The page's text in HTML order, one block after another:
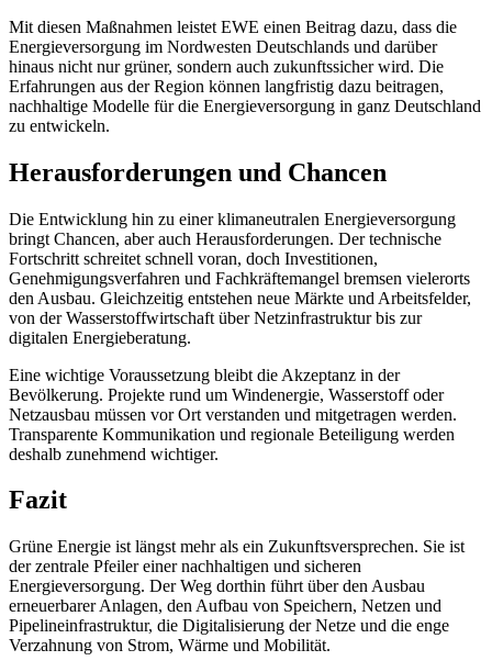
Mit diesen Maßnahmen leistet EWE einen Beitrag dazu, dass die
Energieversorgung im Nordwesten Deutschlands und darüber
hinaus nicht nur grüner, sondern auch zukunftssicher wird. Die
Erfahrungen aus der Region können langfristig dazu beitragen,
nachhaltige Modelle für die Energieversorgung in ganz Deutschland
zu entwickeln.
Herausforderungen und Chancen
Die Entwicklung hin zu einer klimaneutralen Energieversorgung
bringt Chancen, aber auch Herausforderungen. Der technische
Fortschritt schreitet schnell voran, doch Investitionen,
Genehmigungsverfahren und Fachkräftemangel bremsen vielerorts
den Ausbau. Gleichzeitig entstehen neue Märkte und Arbeitsfelder,
von der Wasserstoffwirtschaft über Netzinfrastruktur bis zur
digitalen Energieberatung.
Eine wichtige Voraussetzung bleibt die Akzeptanz in der
Bevölkerung. Projekte rund um Windenergie, Wasserstoff oder
Netzausbau müssen vor Ort verstanden und mitgetragen werden.
Transparente Kommunikation und regionale Beteiligung werden
deshalb zunehmend wichtiger.
Fazit
Grüne Energie ist längst mehr als ein Zukunftsversprechen. Sie ist
der zentrale Pfeiler einer nachhaltigen und sicheren
Energieversorgung. Der Weg dorthin führt über den Ausbau
erneuerbarer Anlagen, den Aufbau von Speichern, Netzen und
Pipelineinfrastruktur, die Digitalisierung der Netze und die enge
Verzahnung von Strom, Wärme und Mobilität.